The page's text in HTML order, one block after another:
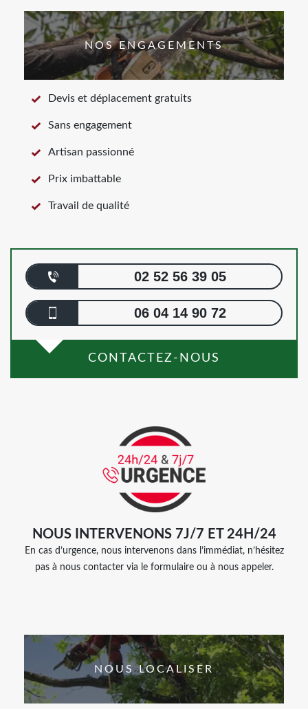
NOS ENGAGEMENTS
Devis et déplacement gratuits
Sans engagement
Artisan passionné
Prix imbattable
Travail de qualité
02 52 56 39 05
06 04 14 90 72
CONTACTEZ-NOUS
NOUS INTERVENONS 7J/7 ET 24H/24
En cas d’urgence, nous intervenons dans l’immédiat, n’hésitez
pas à nous contacter via le formulaire ou à nous appeler.
NOUS LOCALISER